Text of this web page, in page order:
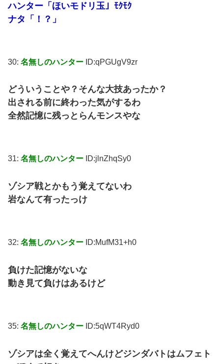
ハンター「ほいモドリ玉」ﾓｸﾓｸ
ナタ「！？」
30: 名無しのハンター ID:qPGUgV9zr
どういうことや？そんな大技あったか？
出される前に終わった気がするわ
全然記憶に残っとらんモンスやな
31: 名無しのハンター ID:jlnZhqSy0
ゾシア戦とかもう覚えてないわ
岩なんて有ったっけ
32: 名無しのハンター ID:MufM31+h0
負けた記憶がないな
動き見て負けはあるけど
35: 名無しのハンター ID:5qWT4Ryd0
ゾシアは全く覚えてへんけどジンダバトはムフェト